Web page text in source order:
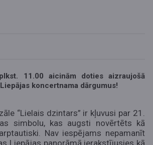
11.00 aicinām doties aizraujošā
koncertnama dārgumus!
“Lielais dzintars” ir kļuvusi par 21.
simbolu, kas augsti novērtēts kā
Nav iespējams nepamanīt
Liepājas panorāmā ierakstījusies kā